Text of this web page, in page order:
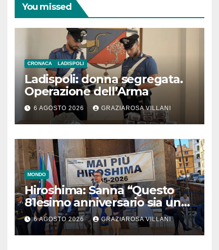
You missed
CRONACA LADISPOLI
Ladispoli: donna segregata.
Operazione dell’Arma
6 AGOSTO 2026 GRAZIAROSA VILLANI
MONDO
Hiroshima: Sanna “Questo
81esimo anniversario sia un
monito per tutti”
6 AGOSTO 2026 GRAZIAROSA VILLANI